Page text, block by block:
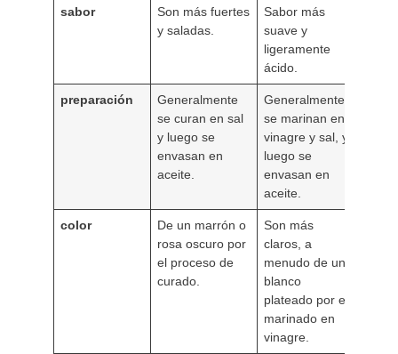
sabor
Son más fuertes
y saladas.
Sabor más
suave y
ligeramente
ácido.
preparación
Generalmente
se curan en sal
y luego se
envasan en
aceite.
Generalmente
se marinan en
vinagre y sal, y
luego se
envasan en
aceite.
color
De un marrón o
rosa oscuro por
el proceso de
curado.
Son más
claros, a
menudo de un
blanco
plateado por el
marinado en
vinagre.